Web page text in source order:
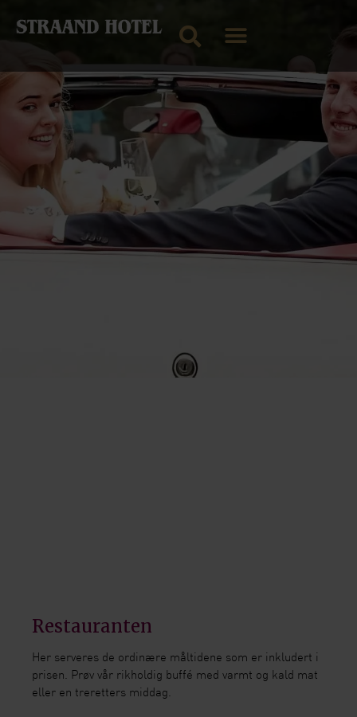
Restauranten
Her serveres de ordinære måltidene som er inkludert i
prisen. Prøv vår rikholdig buffé med varmt og kald mat
eller en treretters middag.